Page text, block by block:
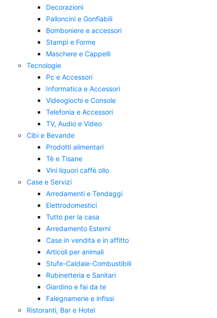
Decorazioni
Palloncini e Gonfiabili
Bomboniere e accessori
Stampi e Forme
Maschere e Cappelli
Tecnologie
Pc e Accessori
Informatica e Accessori
Videogiochi e Console
Telefonia e Accessori
TV, Audio e Video
Cibi e Bevande
Prodotti alimentari
Tè e Tisane
Vini liquori caffè olio
Case e Servizi
Arredamenti e Tendaggi
Elettrodomestici
Tutto per la casa
Arredamento Esterni
Case in vendita e in affitto
Articoli per animali
Stufe-Caldaie-Combustibili
Rubinetteria e Sanitari
Giardino e fai da te
Falegnamerie e infissi
Ristoranti, Bar e Hotel